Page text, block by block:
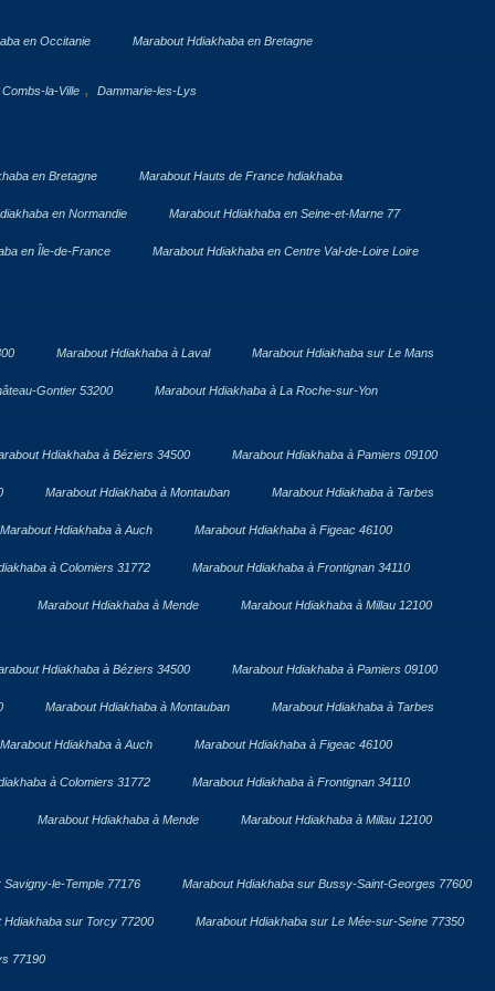
en Occitanie Marabout Hdiakhaba en Bretagne
Combs-la-Ville , Dammarie-les-Lys
en Bretagne Marabout Hauts de France hdiakhaba
en Normandie Marabout Hdiakhaba en Seine-et-Marne 77
en Île-de-France Marabout Hdiakhaba en Centre Val-de-Loire Loire
Marabout Hdiakhaba à Laval Marabout Hdiakhaba sur Le Mans
Gontier 53200 Marabout Hdiakhaba à La Roche-sur-Yon
Hdiakhaba à Béziers 34500 Marabout Hdiakhaba à Pamiers 09100
Marabout Hdiakhaba à Montauban Marabout Hdiakhaba à Tarbes
Marabout Hdiakhaba à Auch Marabout Hdiakhaba à Figeac 46100
à Colomiers 31772 Marabout Hdiakhaba à Frontignan 34110
Marabout Hdiakhaba à Mende Marabout Hdiakhaba à Millau 12100
Hdiakhaba à Béziers 34500 Marabout Hdiakhaba à Pamiers 09100
Marabout Hdiakhaba à Montauban Marabout Hdiakhaba à Tarbes
Marabout Hdiakhaba à Auch Marabout Hdiakhaba à Figeac 46100
à Colomiers 31772 Marabout Hdiakhaba à Frontignan 34110
Marabout Hdiakhaba à Mende Marabout Hdiakhaba à Millau 12100
le-Temple 77176 Marabout Hdiakhaba sur Bussy-Saint-Georges 77600
Hdiakhaba sur Torcy 77200 Marabout Hdiakhaba sur Le Mée-sur-Seine 77350
77190